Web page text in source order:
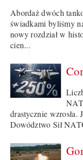
Abordaż dwóch
świadkami byliśmy
nowy rozdział w
cien...
drastycznie wzrosła.
Dowództwo Sił